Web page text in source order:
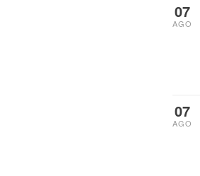
07
AGO
07
AGO